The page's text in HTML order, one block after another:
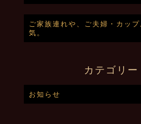
ご家族連れや、ご夫婦・カッ
気。
カテゴリー
お知らせ